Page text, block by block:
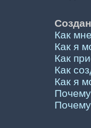
Как
Как я
Как
Как
Как я